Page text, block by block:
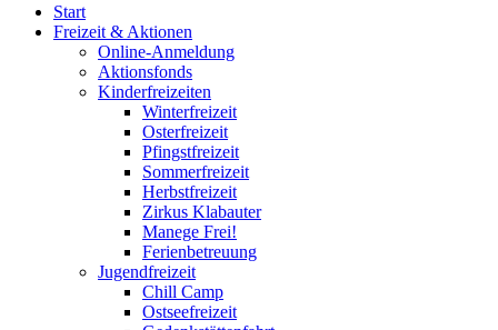
Start
Freizeit & Aktionen
Online-Anmeldung
Aktionsfonds
Kinderfreizeiten
Winterfreizeit
Osterfreizeit
Pfingstfreizeit
Sommerfreizeit
Herbstfreizeit
Zirkus Klabauter
Manege Frei!
Ferienbetreuung
Jugendfreizeit
Chill Camp
Ostseefreizeit